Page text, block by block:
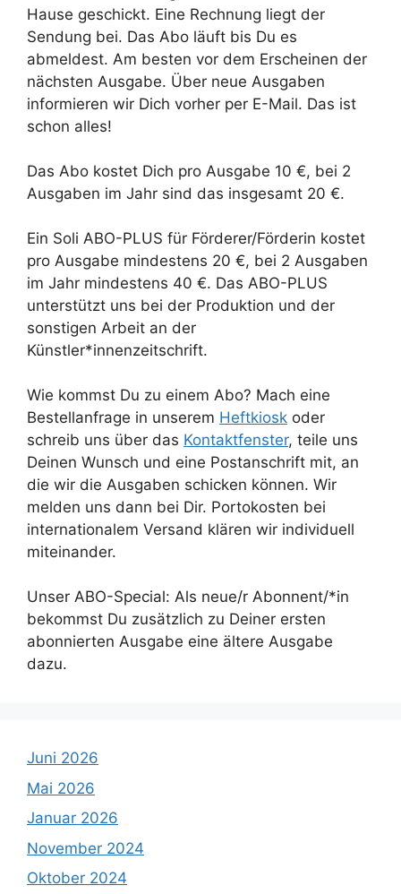
Hause geschickt. Eine Rechnung liegt der
Sendung bei. Das Abo läuft bis Du es
abmeldest. Am besten vor dem Erscheinen der
nächsten Ausgabe. Über neue Ausgaben
informieren wir Dich vorher per E-Mail. Das ist
schon alles!
Das Abo kostet Dich pro Ausgabe 10 €, bei 2
Ausgaben im Jahr sind das insgesamt 20 €.
Ein Soli ABO-PLUS für Förderer/Förderin kostet
pro Ausgabe mindestens 20 €, bei 2 Ausgaben
im Jahr mindestens 40 €. Das ABO-PLUS
unterstützt uns bei der Produktion und der
sonstigen Arbeit an der
Künstler*innenzeitschrift.
Wie kommst Du zu einem Abo? Mach eine
Bestellanfrage in unserem Heftkiosk oder
schreib uns über das Kontaktfenster, teile uns
Deinen Wunsch und eine Postanschrift mit, an
die wir die Ausgaben schicken können. Wir
melden uns dann bei Dir. Portokosten bei
internationalem Versand klären wir individuell
miteinander.
Unser ABO-Special: Als neue/r Abonnent/*in
bekommst Du zusätzlich zu Deiner ersten
abonnierten Ausgabe eine ältere Ausgabe
dazu.
Juni 2026
Mai 2026
Januar 2026
November 2024
Oktober 2024